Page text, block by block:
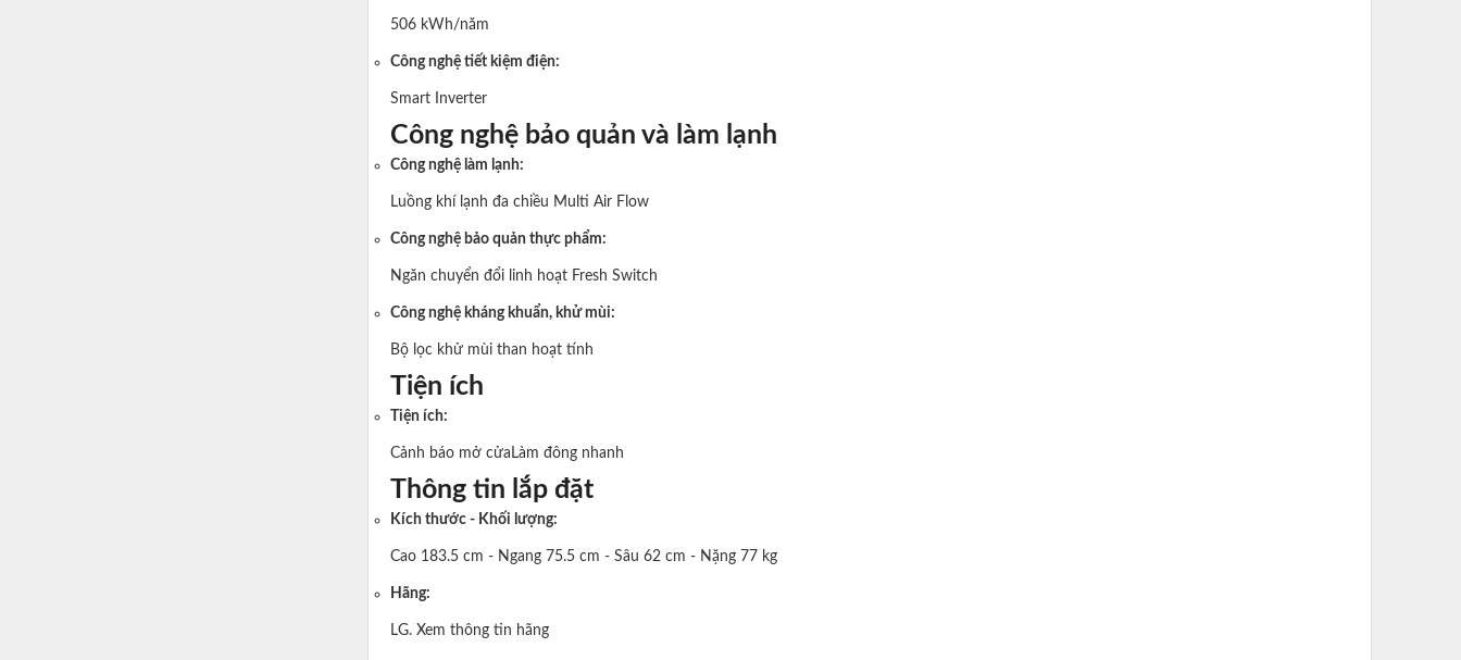
506 kWh/năm
Công nghệ tiết kiệm điện:
Smart Inverter
Công nghệ bảo quản và làm lạnh
Công nghệ làm lạnh:
Luồng khí lạnh đa chiều Multi Air Flow
Công nghệ bảo quản thực phẩm:
Ngăn chuyển đổi linh hoạt Fresh Switch
Công nghệ kháng khuẩn, khử mùi:
Bộ lọc khử mùi than hoạt tính
Tiện ích
Tiện ích:
Cảnh báo mở cửaLàm đông nhanh
Thông tin lắp đặt
Kích thước - Khối lượng:
Cao 183.5 cm - Ngang 75.5 cm - Sâu 62 cm - Nặng 77 kg
Hãng:
LG. Xem thông tin hãng